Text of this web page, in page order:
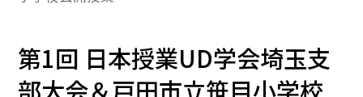
第1回 日本授業UD学会埼玉支
部大会＆戸田市立笹目小学校